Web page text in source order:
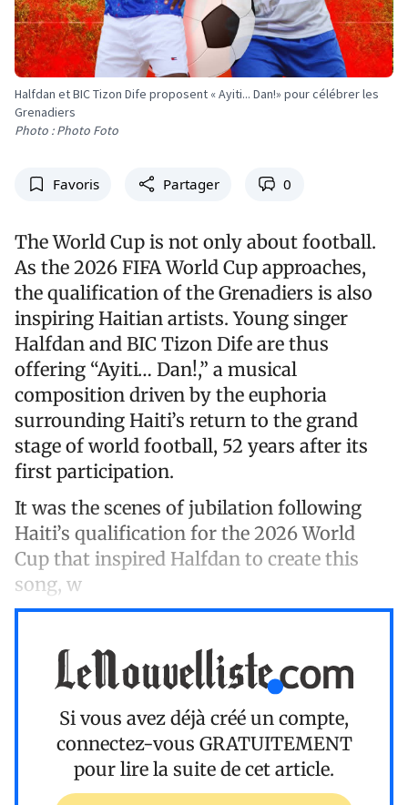
Halfdan et BIC Tizon Dife proposent « Ayiti... Dan!» pour célébrer les
Grenadiers
Photo : Photo Foto
Favoris Partager 0
The World Cup is not only about football.
As the 2026 FIFA World Cup approaches,
the qualification of the Grenadiers is also
inspiring Haitian artists. Young singer
Halfdan and BIC Tizon Dife are thus
offering “Ayiti… Dan!,” a musical
composition driven by the euphoria
surrounding Haiti’s return to the grand
stage of world football, 52 years after its
first participation.
It was the scenes of jubilation following
Haiti’s qualification for the 2026 World
Cup that inspired Halfdan to create this
song, w
Si vous avez déjà créé un compte,
connectez-vous GRATUITEMENT
pour lire la suite de cet article.